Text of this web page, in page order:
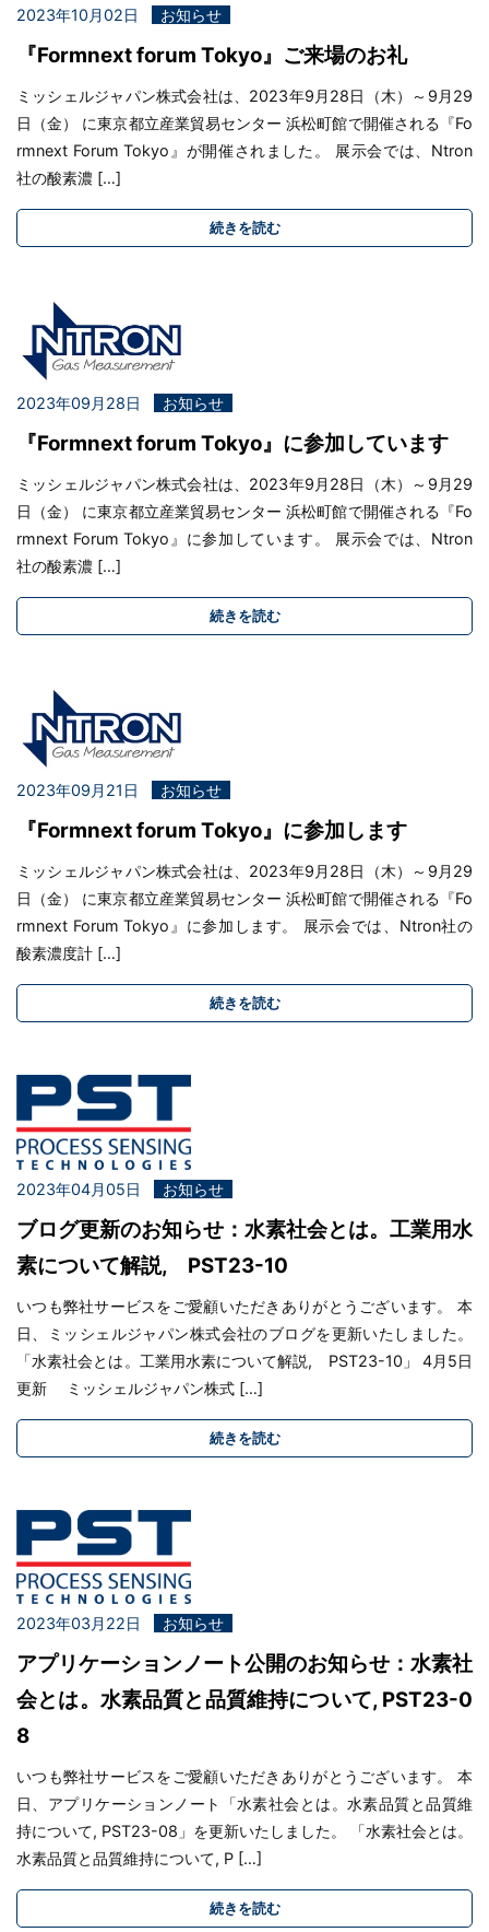
2023年10月02日 お知らせ
『Formnext forum Tokyo』ご来場のお礼
ミッシェルジャパン株式会社は、2023年9月28日（木）～9月29
日（金） に東京都立産業貿易センター 浜松町館で開催される『Fo
rmnext Forum Tokyo』が開催されました。 展示会では、Ntron
社の酸素濃 […]
続きを読む
2023年09月28日 お知らせ
『Formnext forum Tokyo』に参加しています
ミッシェルジャパン株式会社は、2023年9月28日（木）～9月29
日（金） に東京都立産業貿易センター 浜松町館で開催される『Fo
rmnext Forum Tokyo』に参加しています。 展示会では、Ntron
社の酸素濃 […]
続きを読む
2023年09月21日 お知らせ
『Formnext forum Tokyo』に参加します
ミッシェルジャパン株式会社は、2023年9月28日（木）～9月29
日（金） に東京都立産業貿易センター 浜松町館で開催される『Fo
rmnext Forum Tokyo』に参加します。 展示会では、Ntron社の
酸素濃度計 […]
続きを読む
2023年04月05日 お知らせ
ブログ更新のお知らせ：水素社会とは。工業用水
素について解説, PST23-10
いつも弊社サービスをご愛顧いただきありがとうございます。 本
日、ミッシェルジャパン株式会社のブログを更新いたしました。
「水素社会とは。工業用水素について解説, PST23-10」 4月5日
更新 ミッシェルジャパン株式 […]
続きを読む
2023年03月22日 お知らせ
アプリケーションノート公開のお知らせ：水素社
会とは。水素品質と品質維持について, PST23-0
8
いつも弊社サービスをご愛顧いただきありがとうございます。 本
日、アプリケーションノート「水素社会とは。水素品質と品質維
持について, PST23-08」を更新いたしました。 「水素社会とは。
水素品質と品質維持について, P […]
続きを読む